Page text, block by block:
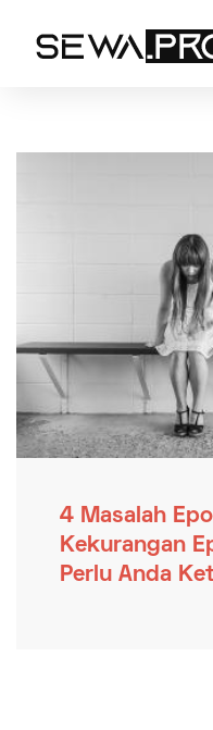
4 Masalah
Kekurangan
Perlu Anda